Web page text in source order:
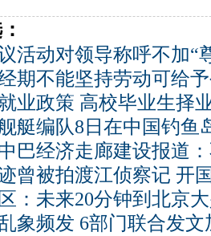
活动对领导称呼不加“
期不能坚持劳动可给
业政策 高校毕业生择
艇编队8日在中国钓鱼
巴经济走廊建设报道
曾被拍渡江侦察记 开
：未来20分钟到北京
象频发 6部门联合发文